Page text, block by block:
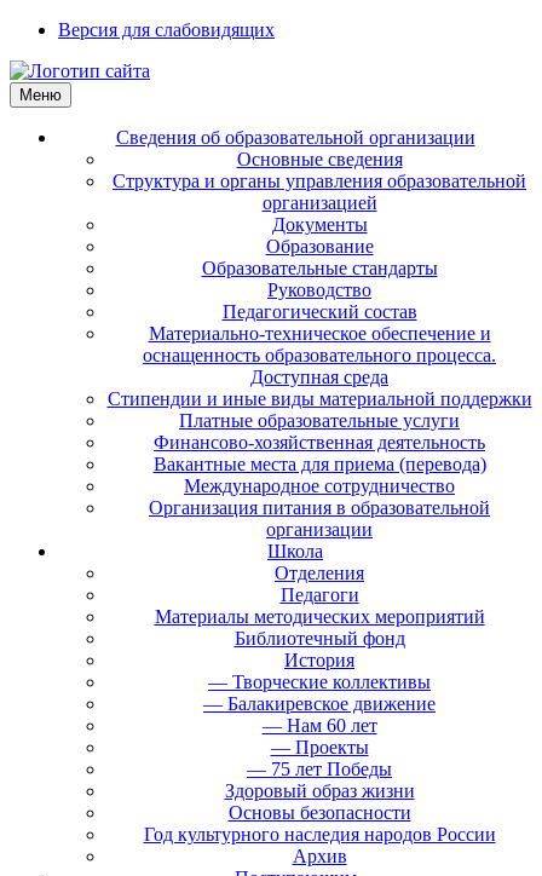
Версия для слабовидящих
Меню
Сведения об образовательной организации
Основные сведения
Структура и органы управления образовательной
организацией
Документы
Образование
Образовательные стандарты
Руководство
Педагогический состав
Материально-техническое обеспечение и
оснащенность образовательного процесса.
Доступная среда
Стипендии и иные виды материальной поддержки
Платные образовательные услуги
Финансово-хозяйственная деятельность
Вакантные места для приема (перевода)
Международное сотрудничество
Организация питания в образовательной
организации
Школа
Отделения
Педагоги
Материалы методических мероприятий
Библиотечный фонд
История
— Творческие коллективы
— Балакиревское движение
— Нам 60 лет
— Проекты
— 75 лет Победы
Здоровый образ жизни
Основы безопасности
Год культурного наследия народов России
Архив